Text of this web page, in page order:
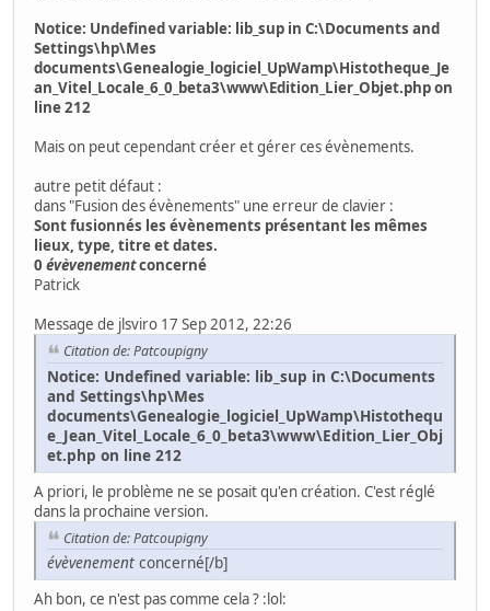
Notice: Undefined variable: lib_sup in C:\Documents and
Settings\hp\Mes
documents\Genealogie_logiciel_UpWamp\Histotheque_Je
an_Vitel_Locale_6_0_beta3\www\Edition_Lier_Objet.php on
line 212
Mais on peut cependant créer et gérer ces évènements.
autre petit défaut :
dans "Fusion des évènements" une erreur de clavier :
Sont fusionnés les évènements présentant les mêmes
lieux, type, titre et dates.
0 évèvenementconcerné
Patrick
Message de jlsviro 17 Sep 2012, 22:26
Citation de: Patcoupigny
Notice: Undefined variable: lib_sup in C:\Documents
and Settings\hp\Mes
documents\Genealogie_logiciel_UpWamp\Histothequ
e_Jean_Vitel_Locale_6_0_beta3\www\Edition_Lier_Obj
et.php on line 212
A priori, le problème ne se posait qu'en création. C'est réglé
dans la prochaine version.
Citation de: Patcoupigny
évèvenement concerné[/b]
Ah bon, ce n'est pas comme cela ? :lol: